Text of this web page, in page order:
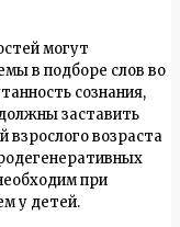
могут
в подборе слов во
сознания,
заставить
взрослого возраста
при
у детей.